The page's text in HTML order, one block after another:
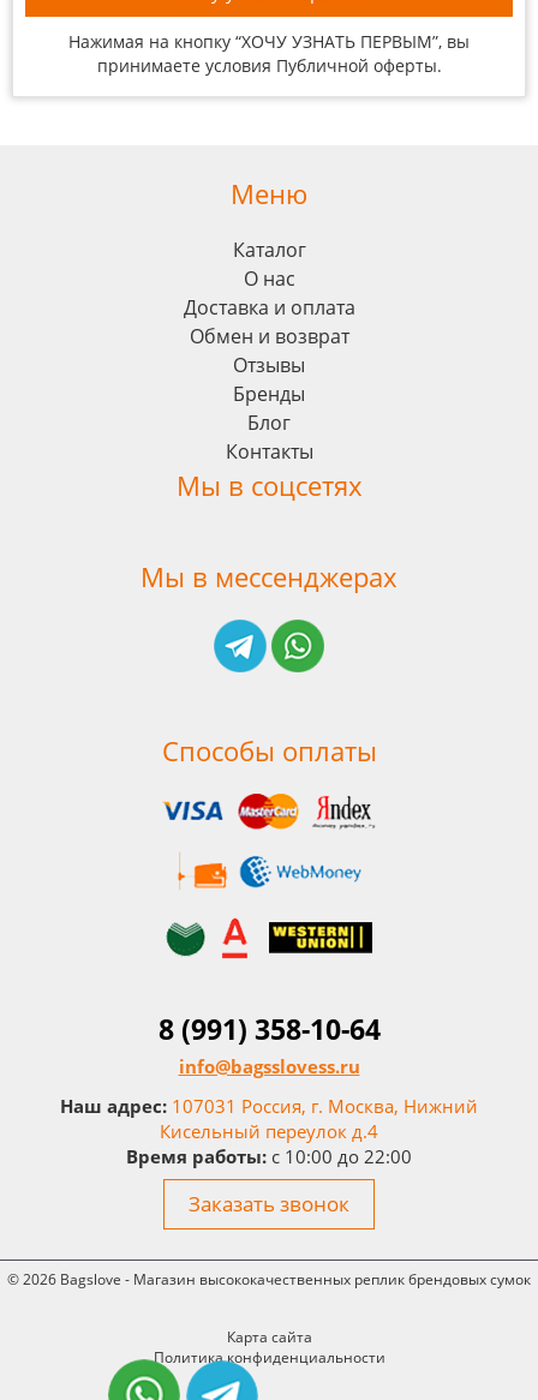
Нажимая на кнопку “ХОЧУ УЗНАТЬ ПЕРВЫМ”, вы
принимаете условия Публичной оферты.
Меню
Каталог
О нас
Доставка и оплата
Обмен и возврат
Отзывы
Бренды
Блог
Контакты
Мы в соцсетях
Мы в мессенджерах
Способы оплаты
8 (991) 358-10-64
info@bagsslovess.ru
Наш адрес: 107031 Россия, г. Москва, Нижний
Кисельный переулок д.4
Время работы: c 10:00 до 22:00
Заказать звонок
© 2026 Bagslove - Магазин высококачественных реплик брендовых сумок
Карта сайта
Политика конфиденциальности